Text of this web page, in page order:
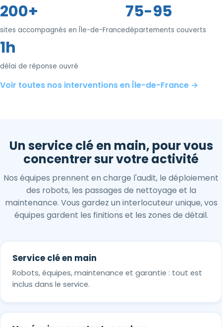
200+
sites accompagnés en Île-de-France
75-95
départements couverts
1h
délai de réponse ouvré
Voir toutes nos interventions en Île-de-France →
Un service clé en main, pour vous
concentrer sur votre activité
Nos équipes prennent en charge l'audit, le déploiement
des robots, les passages de nettoyage et la
maintenance. Vous gardez un interlocuteur unique, vos
équipes gardent les finitions et les zones de détail.
Service clé en main
Robots, équipes, maintenance et garantie : tout est
inclus dans le service.